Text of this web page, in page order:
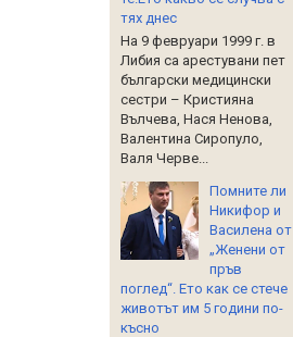
тях днес
На 9 февруари 1999 г. в
Либия са арестувани пет
български медицински
сестри – Кристияна
Вълчева, Нася Ненова,
Валентина Сиропуло,
Валя Черве...
Помните ли
Никифор и
Василена от
„Женени от
пръв
поглед“. Ето как се стече
животът им 5 години по-
късно